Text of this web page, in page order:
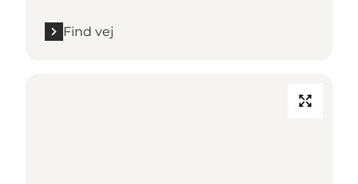
Find vej